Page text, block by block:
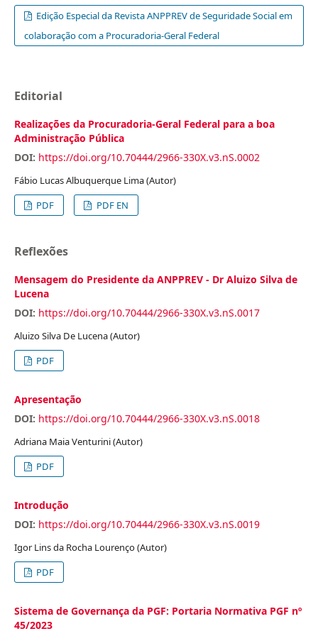
Edição Especial da Revista ANPPREV de Seguridade Social em
colaboração com a Procuradoria-Geral Federal
Editorial
Realizações da Procuradoria-Geral Federal para a boa
Administração Pública
DOI: https://doi.org/10.70444/2966-330X.v3.nS.0002
Fábio Lucas Albuquerque Lima (Autor)
PDF
PDF EN
Reflexões
Mensagem do Presidente da ANPPREV - Dr Aluizo Silva de
Lucena
DOI: https://doi.org/10.70444/2966-330X.v3.nS.0017
Aluizo Silva De Lucena (Autor)
PDF
Apresentação
DOI: https://doi.org/10.70444/2966-330X.v3.nS.0018
Adriana Maia Venturini (Autor)
PDF
Introdução
DOI: https://doi.org/10.70444/2966-330X.v3.nS.0019
Igor Lins da Rocha Lourenço (Autor)
PDF
Sistema de Governança da PGF: Portaria Normativa PGF nº
45/2023